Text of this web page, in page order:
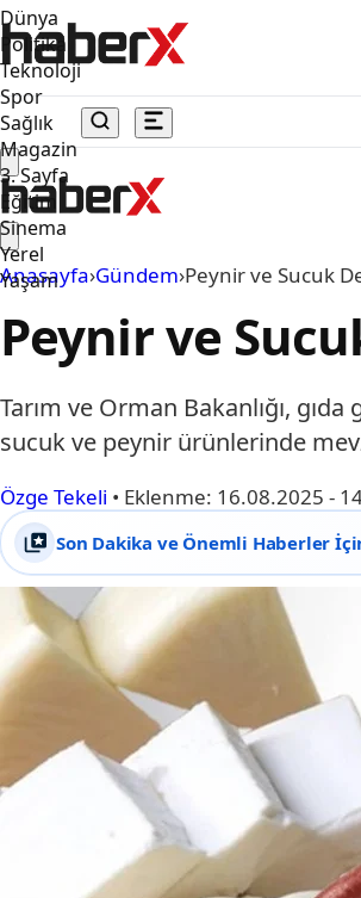
Dünya
Politika
Teknoloji
Spor
Sağlık
Magazin
3. Sayfa
Eğitim
Sinema
Yerel
Yaşam
Anasayfa›Gündem›Peynir ve Sucuk
Peynir ve
Tarım ve Orman Bakanlığı,
sucuk ve peynir ürünlerinde
Özge Tekeli • Eklenme: 16.08.2025 -
Son Dakika ve Önemli Haberler